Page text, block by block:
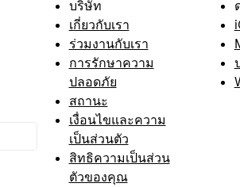
บริษัท
เกี่ยวกับเรา
ร่วมงานกับเรา
การรักษาความ
ปลอดภัย
สถานะ
เงื่อนไขและความ
เป็นส่วนตัว
สิทธิความเป็นส่วน
ตัวของคุณ